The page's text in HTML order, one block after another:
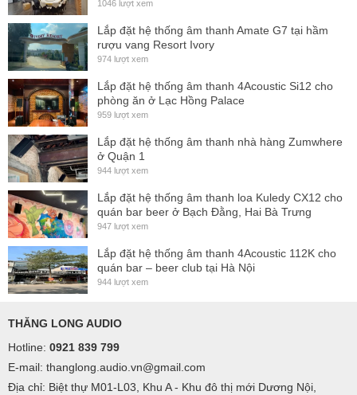
1046 lượt xem
Lắp đặt hệ thống âm thanh Amate G7 tại hầm
rượu vang Resort Ivory
974 lượt xem
Lắp đặt hệ thống âm thanh 4Acoustic Si12 cho
phòng ăn ở Lạc Hồng Palace
959 lượt xem
Lắp đặt hệ thống âm thanh nhà hàng Zumwhere
ở Quận 1
944 lượt xem
Lắp đặt hệ thống âm thanh loa Kuledy CX12 cho
quán bar beer ở Bạch Đằng, Hai Bà Trưng
947 lượt xem
Lắp đặt hệ thống âm thanh 4Acoustic 112K cho
quán bar – beer club tại Hà Nội
944 lượt xem
THĂNG LONG AUDIO
Hotline: 0921 839 799
E-mail: thanglong.audio.vn@gmail.com
Địa chỉ: Biệt thự M01-L03, Khu A - Khu đô thị mới Dương Nội,